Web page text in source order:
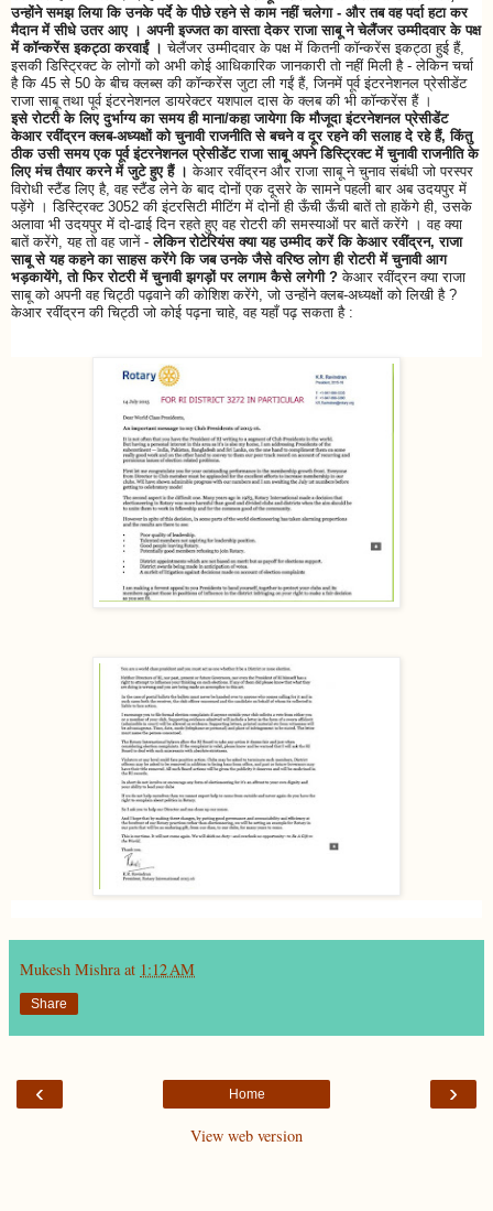
उन्होंने समझ लिया कि उनके पर्दे के पीछे रहने से काम नहीं चलेगा - और तब वह पर्दा हटा कर
मैदान में सीधे उतर आए । अपनी इज्जत का वास्ता देकर राजा साबू ने चेलैंजर उम्मीदवार के पक्ष
में कॉन्करेंस इकट्ठा करवाईं । चेलैंजर उम्मीदवार के पक्ष में कितनी कॉन्करेंस इकट्ठा हुई हैं,
इसकी डिस्ट्रिक्ट के लोगों को अभी कोई आधिकारिक जानकारी तो नहीं मिली है - लेकिन चर्चा
है कि 45 से 50 के बीच क्लब्स की कॉन्करेंस जुटा ली गईं हैं, जिनमें पूर्व इंटरनेशनल प्रेसीडेंट
राजा साबू तथा पूर्व इंटरनेशनल डायरेक्टर यशपाल दास के क्लब की भी कॉन्करेंस हैं ।
इसे रोटरी के लिए दुर्भाग्य का समय ही माना/कहा जायेगा कि मौजूदा इंटरनेशनल प्रेसीडेंट
केआर रवींद्रन क्लब-अध्यक्षों को चुनावी राजनीति से बचने व दूर रहने की सलाह दे रहे हैं, किंतु
ठीक उसी समय एक पूर्व इंटरनेशनल प्रेसीडेंट राजा साबू अपने डिस्ट्रिक्ट में चुनावी राजनीति के
लिए मंच तैयार करने में जुटे हुए हैं । केआर रवींद्रन और राजा साबू ने चुनाव संबंधी जो परस्पर
विरोधी स्टैंड लिए है, वह स्टैंड लेने के बाद दोनों एक दूसरे के सामने पहली बार अब उदयपुर में
पड़ेंगे । डिस्ट्रिक्ट 3052 की इंटरसिटी मीटिंग में दोनों ही ऊँची ऊँची बातें तो हाकेंगे ही, उसके
अलावा भी उदयपुर में दो-ढाई दिन रहते हुए वह रोटरी की समस्याओं पर बातें करेंगे । वह क्या
बातें करेंगे, यह तो वह जानें -लेकिन रोटेरियंस क्या यह उम्मीद करें कि केआर रवींद्रन, राजा
साबू से यह कहने का साहस करेंगे कि जब उनके जैसे वरिष्ठ लोग ही रोटरी में चुनावी आग
भड़कायेंगे, तो फिर रोटरी में चुनावी झगड़ों पर लगाम कैसे लगेगी ? केआर रवींद्रन क्या राजा
साबू को अपनी वह चिट्ठी पढ़वाने की कोशिश करेंगे, जो उन्होंने क्लब-अध्यक्षों को लिखी है ?
केआर रवींद्रन की चिट्ठी जो कोई पढ़ना चाहे, वह यहाँ पढ़ सकता है :
Mukesh Mishra at 1:12 AM
Share
‹ ›
Home
View web version